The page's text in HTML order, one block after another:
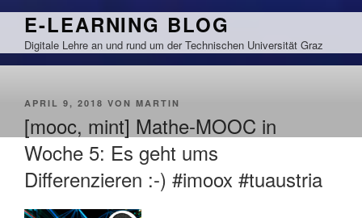
Zum
springen
E-LEARNING BLOG
Digitale Lehre an und rund um der Technischen Universität Graz
VERÖFFENTLICHT
APRIL 9, 2018 VON MARTIN
[mooc, mint] Mathe-MOOC in
Woche 5: Es geht ums
Differenzieren :-) #imoox #tuaustria